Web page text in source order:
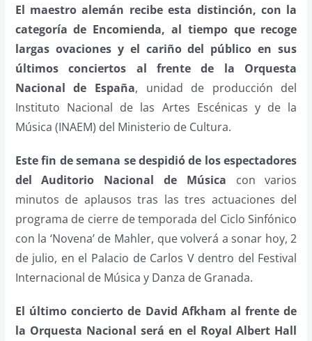
El maestro alemán recibe esta distinción, con la
categoría de Encomienda, al tiempo que recoge
largas ovaciones y el cariño del público en sus
últimos conciertos al frente de la Orquesta
Nacional de España, unidad de producción del
Instituto Nacional de las Artes Escénicas y de la
Música (INAEM) del Ministerio de Cultura.
Este fin de semana se despidió de los espectadores
del Auditorio Nacional de Música con varios
minutos de aplausos tras las tres actuaciones del
programa de cierre de temporada del Ciclo Sinfónico
con la ‘Novena’ de Mahler, que volverá a sonar hoy, 2
de julio, en el Palacio de Carlos V dentro del Festival
Internacional de Música y Danza de Granada.
El último concierto de David Afkham al frente de
la Orquesta Nacional será en el Royal Albert Hall